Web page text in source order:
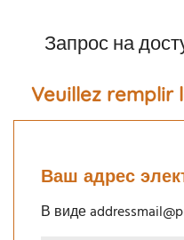
Запрос на
Veuillez remplir
Ваш адрес
В виде